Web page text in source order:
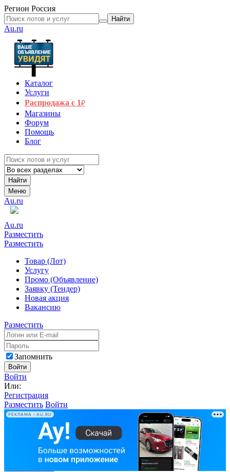
Регион Россия
Найти
Au.ru
Каталог
Услуги
Распродажа с 1₽
Магазины
Форум
Помощь
Блог
Найти
Меню
Au.ru
Au.ru
Разместить
Разместить
Товар (Лот)
Услугу
Промо (Объявление)
Заявку (Тендер)
Новая акция
Вакансию
Разместить
Запомнить
Войти
Войти
Или:
Регистрация
Разместить Войти
РЕКЛАМА • AU.RU